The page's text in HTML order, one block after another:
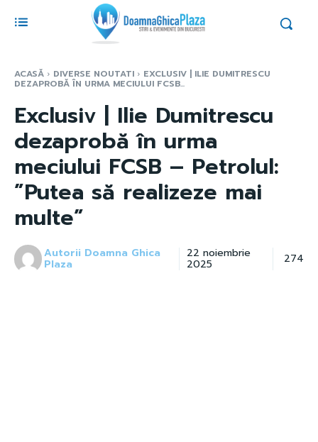
ACASĂ DIVERSE NOUTATI EXCLUSIV | ILIE DUMITRESCU
DEZAPROBĂ ÎN URMA MECIULUI FCSB...
Exclusiv | Ilie Dumitrescu
dezaprobă în urma
meciului FCSB – Petrolul:
”Putea să realizeze mai
multe”
Autorii Doamna Ghica
Plaza
22 noiembrie
2025 274